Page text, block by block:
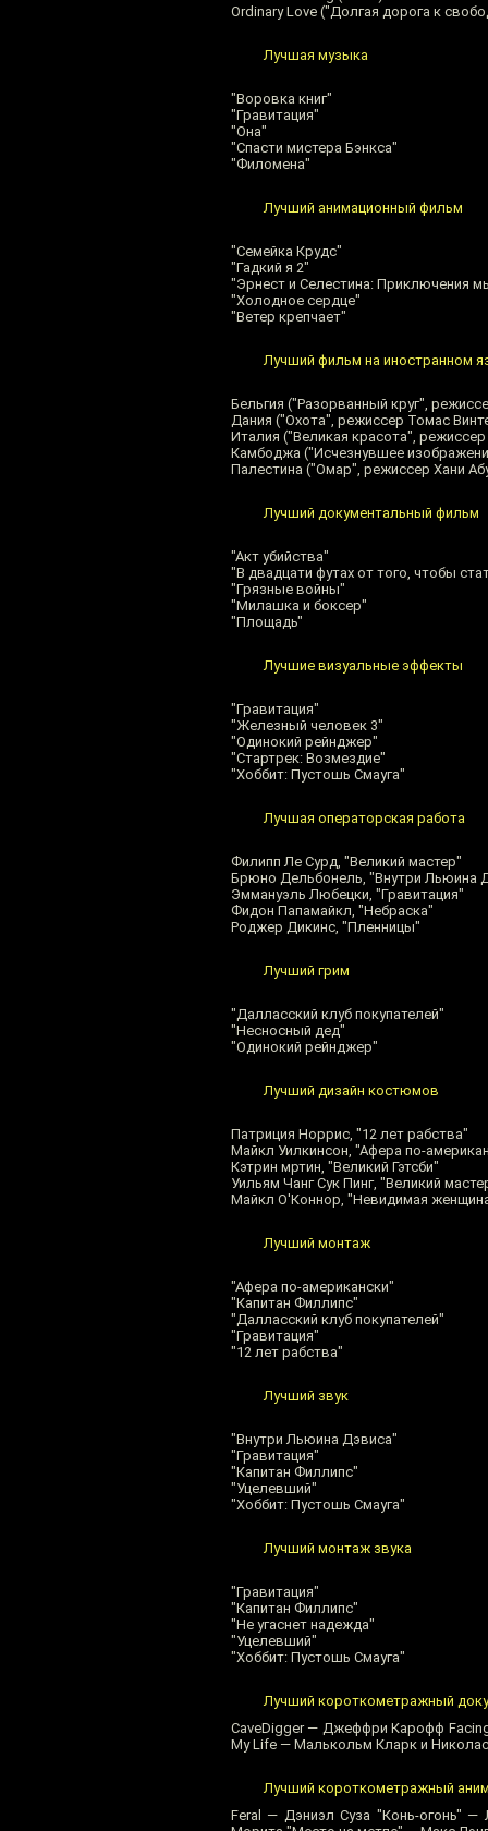
Ordinary Love ("Долгая дорога к
Лучшая музыка
"Воровка книг"
"Гравитация"
"Она"
"Спасти мистера Бэнкса"
"Филомена"
Лучший анимационный фильм
"Семейка Крудс"
"Гадкий я 2"
"Эрнест и Селестина: Приключения
"Холодное сердце"
"Ветер крепчает"
Лучший фильм на иностранном
Бельгия ("Разорванный круг",
Дания ("Охота", режиссер Томас
Италия ("Великая красота",
Камбоджа ("Исчезнувшее
Палестина ("Омар", режиссер Хани
Лучший документальный фильм
"Акт убийства"
"В двадцати футах от того, чтобы
"Грязные войны"
"Милашка и боксер"
"Площадь"
Лучшие визуальные эффекты
"Гравитация"
"Железный человек 3"
"Одинокий рейнджер"
"Стартрек: Возмездие"
"Хоббит: Пустошь Смауга"
Лучшая операторская работа
Филипп Ле Сурд, "Великий мастер"
Брюно Дельбонель, "Внутри Льюина
Эммануэль Любецки, "Гравитация"
Фидон Папамайкл, "Небраска"
Роджер Дикинс, "Пленницы"
Лучший грим
"Далласский клуб покупателей"
"Несносный дед"
"Одинокий рейнджер"
Лучший дизайн костюмов
Патриция Норрис, "12 лет рабства"
Майкл Уилкинсон, "Афера по-
Кэтрин мртин, "Великий Гэтсби"
Уильям Чанг Сук Пинг, "Великий
Майкл О'Коннор, "Невидимая
Лучший монтаж
"Афера по-американски"
"Капитан Филлипс"
"Далласский клуб покупателей"
"Гравитация"
"12 лет рабства"
Лучший звук
"Внутри Льюина Дэвиса"
"Гравитация"
"Капитан Филлипс"
"Уцелевший"
"Хоббит: Пустошь Смауга"
Лучший монтаж звука
"Гравитация"
"Капитан Филлипс"
"Не угаснет надежда"
"Уцелевший"
"Хоббит: Пустошь Смауга"
Лучший короткометражный
CaveDigger — Джеффри Карофф
My Life — Малькольм Кларк и
Лучший короткометражный
Feral — Дэниэл Суза "Конь-огонь"